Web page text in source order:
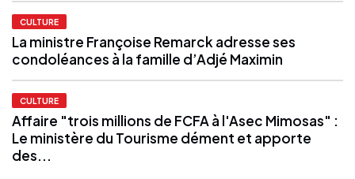
CULTURE
La ministre Françoise Remarck adresse ses
condoléances à la famille d’Adjé Maximin
CULTURE
Affaire "trois millions de FCFA à l'Asec Mimosas" :
Le ministère du Tourisme dément et apporte
des...